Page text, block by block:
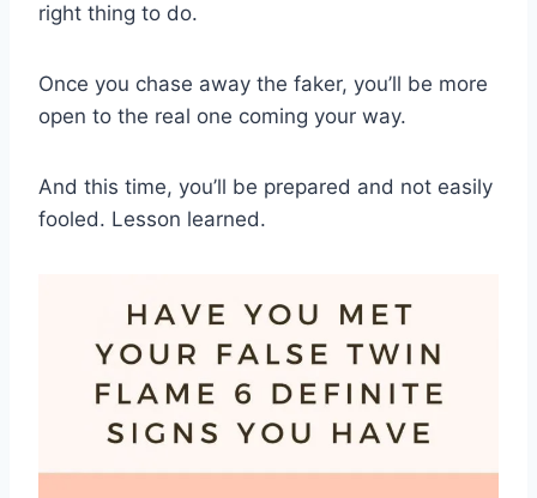
right thing to do.
Once you chase away the faker, you’ll be more
open to the real one coming your way.
And this time, you’ll be prepared and not easily
fooled. Lesson learned.